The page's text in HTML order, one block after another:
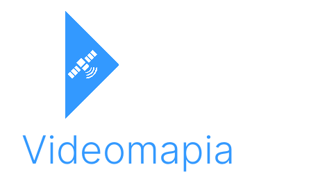
Videomapia